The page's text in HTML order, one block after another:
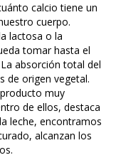
calcio tiene un
cuerpo.
lactosa o la
tomar hasta el
absorción total del
de origen vegetal.
muy
de ellos, destaca
leche, encontramos
alcanzan los